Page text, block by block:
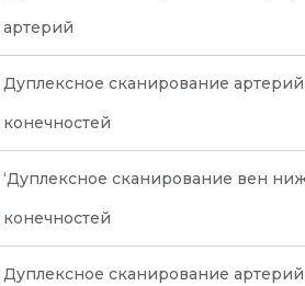
артерий
Дуплексное сканирование
конечностей
‘Дуплексное сканирование вен
конечностей
Дуплексное сканирование